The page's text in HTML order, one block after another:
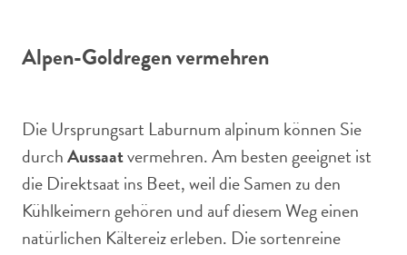
Alpen-Goldregen vermehren
Die Ursprungsart Laburnum alpinum können Sie
durchAussaatvermehren. Am besten geeignet ist
die Direktsaat ins Beet, weil die Samen zu den
Kühlkeimern gehören und auf diesem Weg einen
natürlichen Kältereiz erleben. Die sortenreine